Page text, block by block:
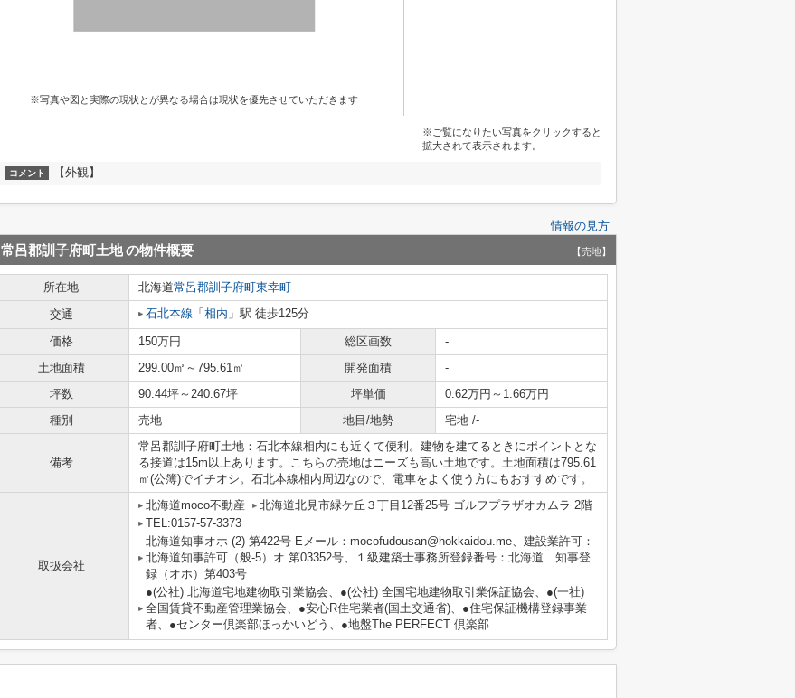
※写真や図と実際の現状とが異なる場合は現状を優先させていただきます
※ご覧になりたい写真をクリックすると
拡大されて表示されます。
コメント 【外観】
情報の見方
常呂郡訓子府町土地の物件概要 【売地】
所在地 北海道常呂郡訓子府町東幸町
交通
石北本線 「 相内 」駅 徒歩125分
価格 150万円 総区画数
-
土地面積
299.00㎡～795.61㎡ 開発面積
-
坪数
90.44坪～240.67坪 坪単価
0.62万円～1.66万円
種別
売地 地目/地勢 宅地 /-
備考
常呂郡訓子府町土地：石北本線相内にも近くて便利。建物を建てるときにポイントとな
る接道は15m以上あります。こちらの売地はニーズも高い土地です。土地面積は795.61
㎡(公簿)でイチオシ。石北本線相内周辺なので、電車をよく使う方にもおすすめです。
取扱会社
北海道moco不動産
北海道北見市緑ケ丘３丁目12番25号 ゴルフプラザオカムラ 2階
TEL:0157-57-3373
北海道知事オホ (2) 第422号 Eメール：mocofudousan@hokkaidou.me、建設業許可：
北海道知事許可（般-5）オ 第03352号、１級建築士事務所登録番号：北海道 知事登
録（オホ）第403号
●(公社) 北海道宅地建物取引業協会、●(公社) 全国宅地建物取引業保証協会、●(一社)
全国賃貸不動産管理業協会、●安心R住宅業者(国土交通省)、●住宅保証機構登録事業
者、●センター倶楽部ほっかいどう、●地盤The PERFECT 倶楽部